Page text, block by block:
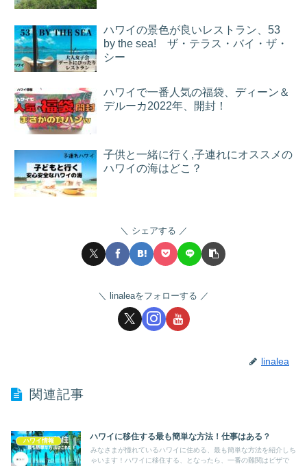
ハワイの景色が良いレストラン、53
by the sea! ザ・テラス・バイ・ザ・
シー
ハワイで一番人気の福袋、ディーン＆
デルーカ2022年、開封！
子供と一緒に行く,子連れにオススメの
ハワイの海はどこ？
シェアする
linaleaをフォローする
linalea
関連記事
ハワイ情報 ハワイに移住する最も簡単な方法！仕事はある？
みなさまが憧れているハワイに住める、最も簡単な方法を紹介しち
ゃいます！ハワイに移住する、となったら、一番の難関はビザで